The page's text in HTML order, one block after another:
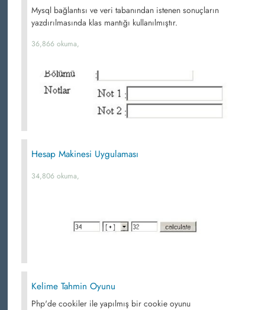
Mysql bağlantısı ve veri tabanından istenen sonuçların
yazdırılmasında klas mantığı kullanılmıştır.
36,866 okuma,
Hesap Makinesi Uygulaması
34,806 okuma,
Kelime Tahmin Oyunu
Php'de cookiler ile yapılmış bir cookie oyunu